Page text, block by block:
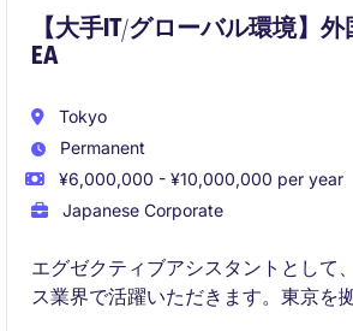
【大手IT/グローバル環境】
EA
Tokyo
Permanent
¥6,000,000 - ¥10,000,000 per year
Japanese Corporate
エグゼクティブアシスタントとして
ス業界で活躍いただきます。東京を